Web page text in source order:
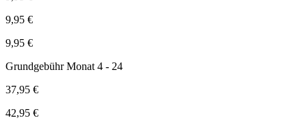
9,95 €
9,95 €
Grundgebühr Monat 4 - 24
37,95 €
42,95 €